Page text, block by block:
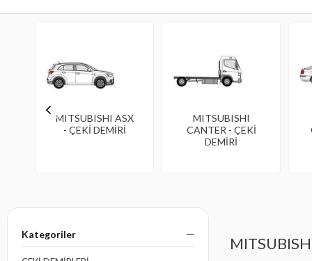
MITSUBISHI ASX
- ÇEKİ DEMİRİ
MITSUBISHI
CANTER - ÇEKİ
DEMİRİ
Kategoriler